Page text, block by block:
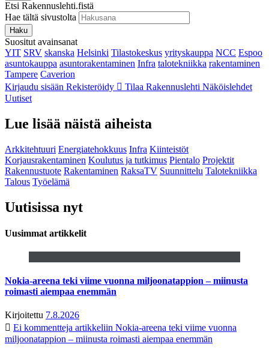
Etsi Rakennuslehti.fistä
Hae tältä sivustolta
Haku
Suositut avainsanat
YIT SRV skanska Helsinki Tilastokeskus yrityskauppa NCC Espoo
asuntokauppa asuntorakentaminen Infra talotekniikka rakentaminen
Tampere Caverion
Kirjaudu sisään Rekisteröidy Tilaa Rakennuslehti Näköislehdet
Uutiset
Lue lisää näistä aiheista
Arkkitehtuuri Energiatehokkuus Infra Kiinteistöt
Korjausrakentaminen Koulutus ja tutkimus Pientalo Projektit
Rakennustuote Rakentaminen RaksaTV Suunnittelu Talotekniikka
Talous Työelämä
Uutisissa nyt
Uusimmat artikkelit
Nokia-areena teki viime vuonna miljoonatappion – miinusta
roimasti aiempaa enemmän
Kirjoitettu 7.8.2026
Ei kommentteja artikkeliin Nokia-areena teki viime vuonna
miljoonatappion – miinusta roimasti aiempaa enemmän